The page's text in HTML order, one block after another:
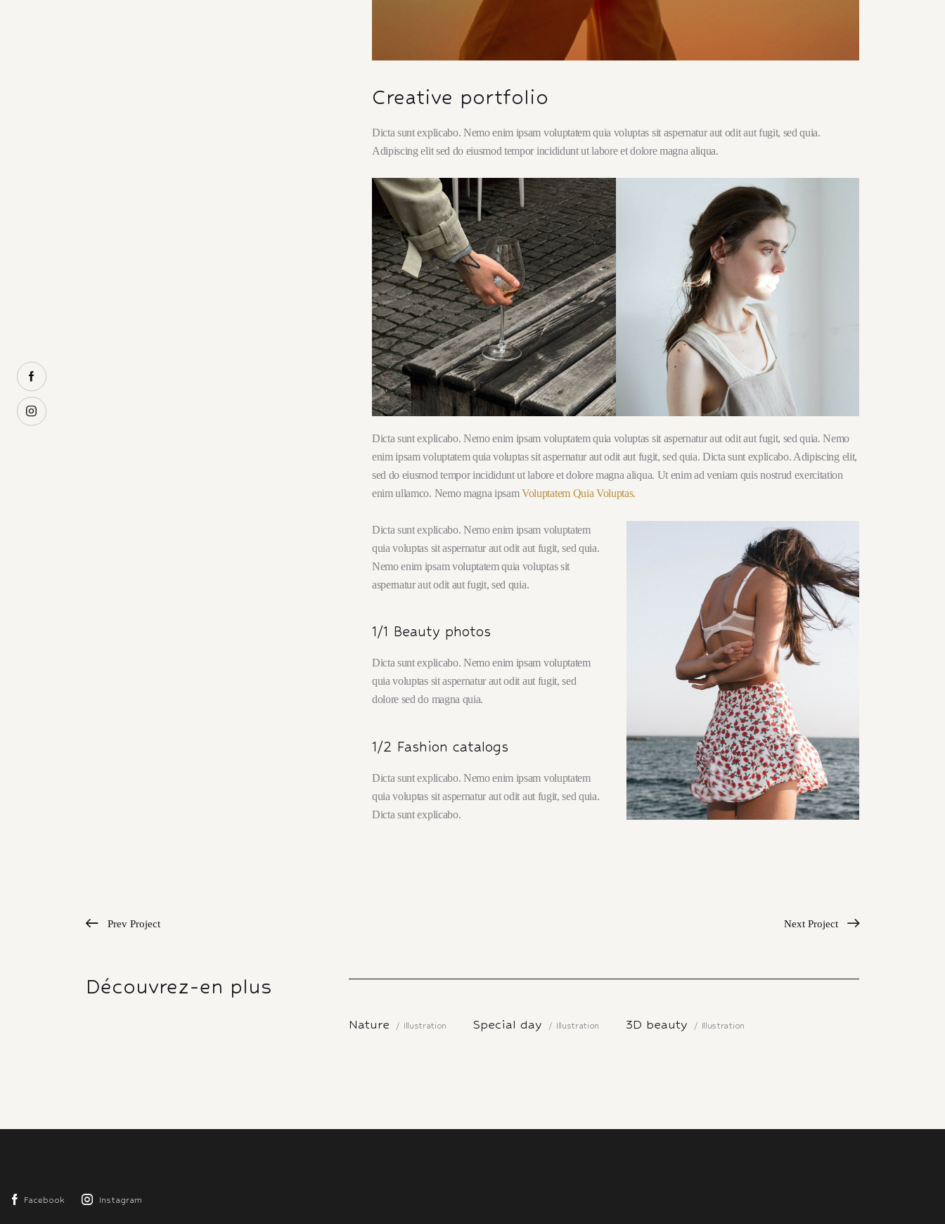
Creative portfolio
Dicta sunt explicabo. Nemo enim ipsam voluptatem quia voluptas sit aspernatur aut odit aut fugit, sed quia.
Adipiscing elit sed do eiusmod tempor incididunt ut labore et dolore magna aliqua.
Dicta sunt explicabo. Nemo enim ipsam voluptatem quia voluptas sit aspernatur aut odit aut fugit, sed quia. Nemo
enim ipsam voluptatem quia voluptas sit aspernatur aut odit aut fugit, sed quia. Dicta sunt explicabo. Adipiscing elit,
sed do eiusmod tempor incididunt ut labore et dolore magna aliqua. Ut enim ad veniam quis nostrud exercitation
enim ullamco. Nemo magna ipsamVoluptatem Quia Voluptas.
Dicta sunt explicabo. Nemo enim ipsam voluptatem
quia voluptas sit aspernatur aut odit aut fugit, sed quia.
Nemo enim ipsam voluptatem quia voluptas sit
aspernatur aut odit aut fugit, sed quia.
1/1 Beauty photos
Dicta sunt explicabo. Nemo enim ipsam voluptatem
quia voluptas sit aspernatur aut odit aut fugit, sed
dolore sed do magna quia.
1/2 Fashion catalogs
Dicta sunt explicabo. Nemo enim ipsam voluptatem
quia voluptas sit aspernatur aut odit aut fugit, sed quia.
Dicta sunt explicabo.
Prev Project Next Project
Découvrez-en plus
Illustration
Nature Illustration
Special day Illustration
3D beauty
Facebook Instagram